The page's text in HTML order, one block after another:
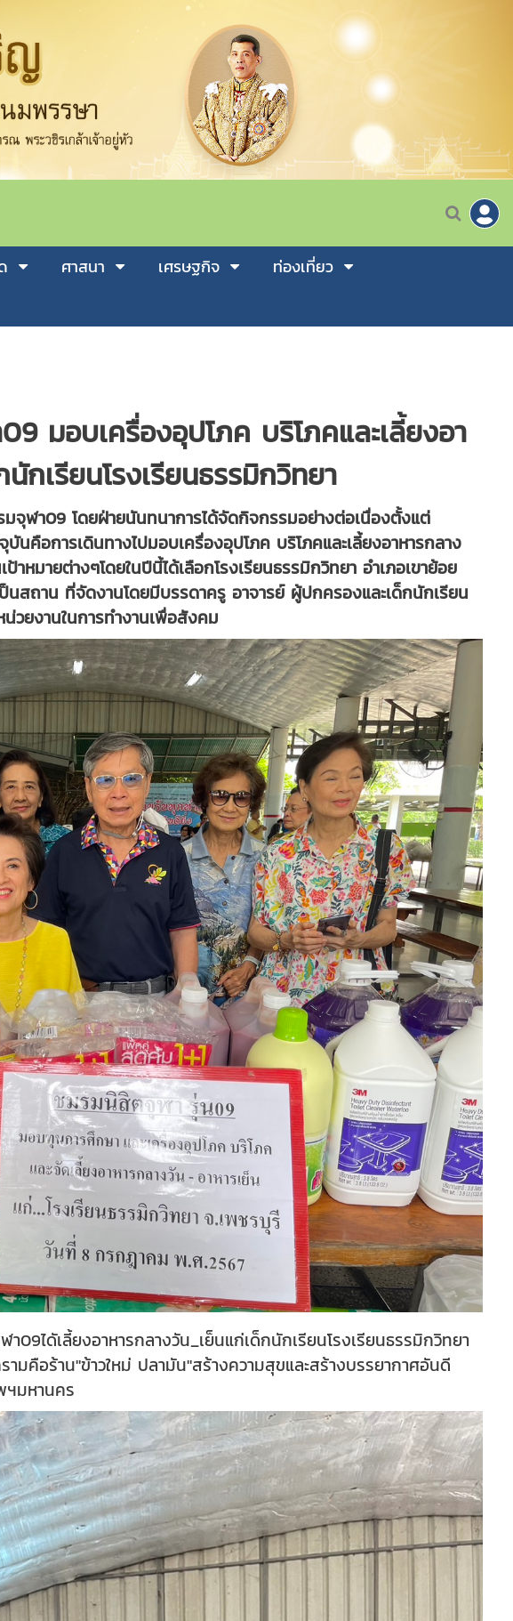
ศาสนา เศรษฐกิจ
ท่องเที่ยว
มอบเครื่องอุปโภค บริโภคและเลี้ยงอา
กเรียนโรงเรียนธรรมิกวิทยา
จุฬา09 โดยฝ่ายนันทนาการได้จัดกิจกรรมอย่างต่อเนื่องตั้งแต่
นคือการเดินทางไปมอบเครื่องอุปโภค บริโภคและเลี้ยงอาหารกลาง
ป้าหมายต่างๆโดยในปีนี้ได้เลือกโรงเรียนธรรมิกวิทยา อำเภอเขาย้อย
นสถาน ที่จัดงานโดยมีบรรดาครู อาจารย์ ผู้ปกครองและเด็กนักเรียน
ยงานในการทำงานเพื่อสังคม
ไดัเลี้ยงอาหารกลางวัน_เย็นแก่เด็กนักเรียนโรงเรียนธรรมิกวิทยา
คือร้าน"ข้าวใหม่ ปลามัน"สร้างความสุขและสร้างบรรยากาศอันดี
ฯมหานคร